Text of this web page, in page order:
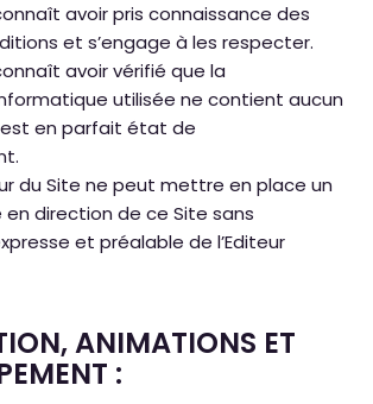
avoir pris connaissance des
et s’engage à les respecter.
avoir vérifié que la
utilisée ne contient aucun
est en parfait état de
du Site ne peut mettre en place un
direction de ce Site sans
et préalable de l’Editeur
ANIMATIONS ET
: